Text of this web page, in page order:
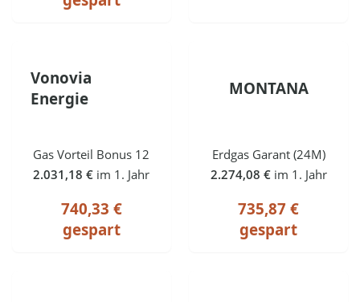
Vonovia
Energie
Gas Vorteil Bonus 12
2.031,18 € im 1. Jahr
740,33 €
gespart
MONTANA
Erdgas Garant (24M)
2.274,08 € im 1. Jahr
735,87 €
gespart